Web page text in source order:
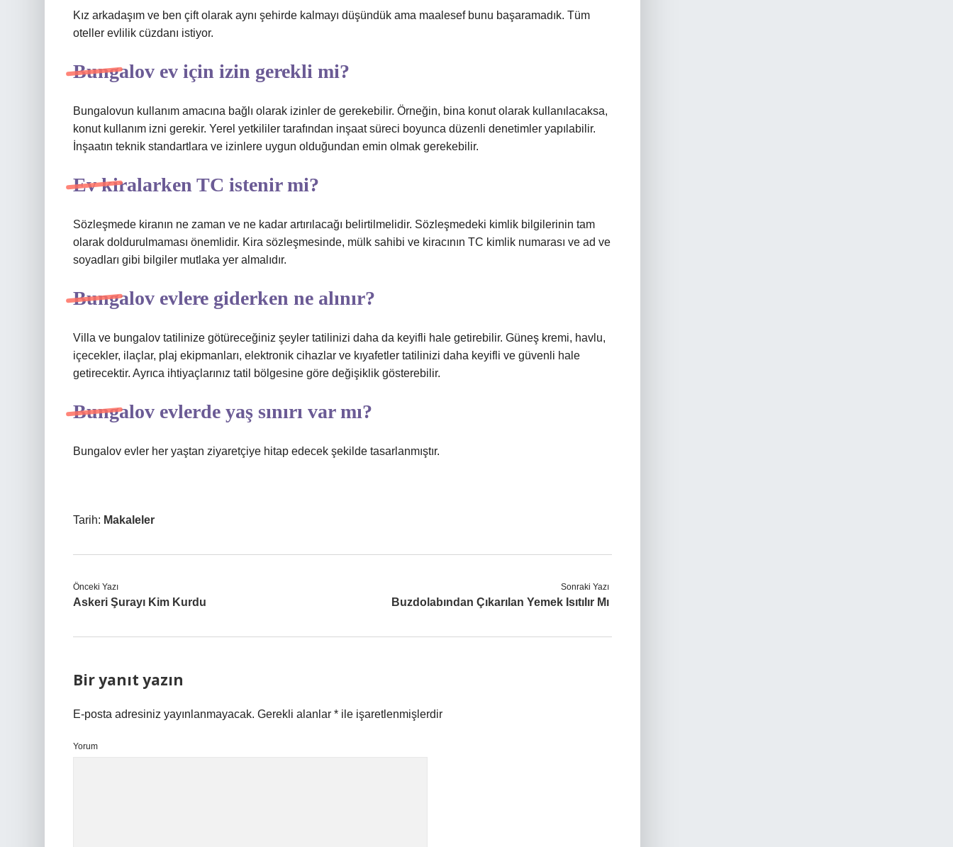
Kız arkadaşım ve ben çift olarak aynı şehirde kalmayı düşündük ama maalesef bunu başaramadık. Tüm
oteller evlilik cüzdanı istiyor.
Bungalov ev için izin gerekli mi?
Bungalovun kullanım amacına bağlı olarak izinler de gerekebilir. Örneğin, bina konut olarak kullanılacaksa,
konut kullanım izni gerekir. Yerel yetkililer tarafından inşaat süreci boyunca düzenli denetimler yapılabilir.
İnşaatın teknik standartlara ve izinlere uygun olduğundan emin olmak gerekebilir.
Ev kiralarken TC istenir mi?
Sözleşmede kiranın ne zaman ve ne kadar artırılacağı belirtilmelidir. Sözleşmedeki kimlik bilgilerinin tam
olarak doldurulmaması önemlidir. Kira sözleşmesinde, mülk sahibi ve kiracının TC kimlik numarası ve ad ve
soyadları gibi bilgiler mutlaka yer almalıdır.
Bungalov evlere giderken ne alınır?
Villa ve bungalov tatilinize götüreceğiniz şeyler tatilinizi daha da keyifli hale getirebilir. Güneş kremi, havlu,
içecekler, ilaçlar, plaj ekipmanları, elektronik cihazlar ve kıyafetler tatilinizi daha keyifli ve güvenli hale
getirecektir. Ayrıca ihtiyaçlarınız tatil bölgesine göre değişiklik gösterebilir.
Bungalov evlerde yaş sınırı var mı?
Bungalov evler her yaştan ziyaretçiye hitap edecek şekilde tasarlanmıştır.
Tarih: Makaleler
Önceki Yazı
Askeri Şurayı Kim Kurdu
Sonraki Yazı
Buzdolabından Çıkarılan Yemek Isıtılır Mı
Bir yanıt yazın
E-posta adresiniz yayınlanmayacak. Gerekli alanlar * ile işaretlenmişlerdir
Yorum